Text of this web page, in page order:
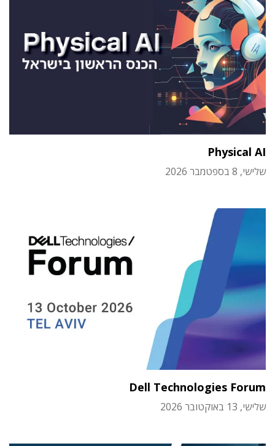
Physical AI
שלישי, 8 בספטמבר 2026
Dell Technologies Forum
שלישי, 13 באוקטובר 2026